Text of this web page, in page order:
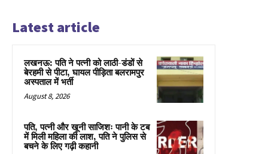
Latest article
लखनऊ: पति ने पत्नी को लाठी-डंडों से
बेरहमी से पीटा, घायल पीड़िता बलरामपुर
अस्पताल में भर्ती
August 8, 2026
पति, पत्नी और खूनी साजिशः पानी के टब
में मिली महिला की लाश, पति ने पुलिस से
बचने के लिए गढ़ी कहानी